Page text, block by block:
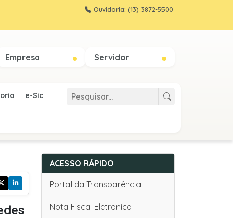
Ouvidoria: (13) 3872-5500
Empresa Servidor
e-Sic
ACESSO RÁPIDO
Portal da Transparência
Nota Fiscal Eletronica